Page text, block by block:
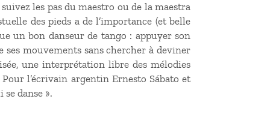
les pas du maestro ou de la maestra
des pieds a de l’importance (et belle
un bon danseur de tango : appuyer son
mouvements sans chercher à deviner
une interprétation libre des mélodies
l’écrivain argentin Ernesto Sábato et
danse ».